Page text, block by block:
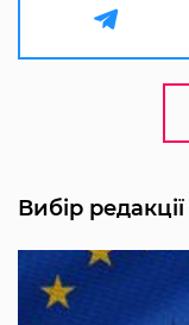
Вибір редакції